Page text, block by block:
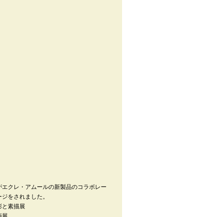
クレ・アムールの新製品のコラボレー
をされました。
素描展